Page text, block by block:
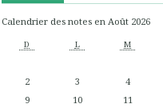
Calendrier des notes en Août 2026
D L M
2
3 4
9
10 11